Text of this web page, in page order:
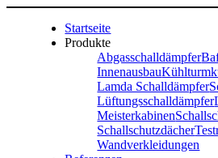
Startseite
Produkte
Abgasschalldämpfer
Innenausbau
Lamda Schalldämpfer
Lüftungsschalldämpfer
Meisterkabinen
Schallschutzdächer
Wandverkleidungen